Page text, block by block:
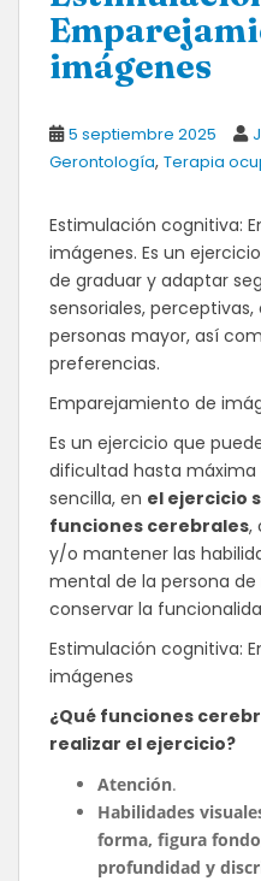
imágenes
5 septiembre 2025
Gerontología, Terapia
Estimulación cognitiva:
imágenes. Es un
de graduar y adaptar
sensoriales,
personas mayor, así
preferencias.
Emparejamiento de
Es un ejercicio que
dificultad hasta
sencilla, en el ejercicio
funciones cerebrales,
y/o mantener las
mental de la persona
conservar la
Estimulación cognitiva:
imágenes
¿Qué funciones
realizar el ejercicio?
Atención.
Habilidades
forma, figura
profundidad y